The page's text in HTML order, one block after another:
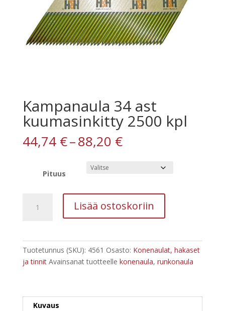
Kampanaula 34 ast
kuumasinkitty 2500 kpl
44,74 €–88,20 €Hintaluokka:
44,74 €
88,20 €
Pituus
määrä
Lisää ostoskoriin
Tuotetunnus (SKU): 4561 Osasto: Konenaulat, hakaset
ja tinnit Avainsanat tuotteelle konenaula, runkonaula
Kuvaus